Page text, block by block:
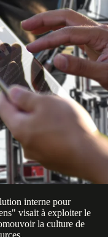
interne pour
visait à exploiter le
la culture de